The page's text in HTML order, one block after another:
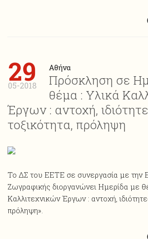
29
05-2018
Αθήνα
Πρόσκληση σε
θέμα : Υλικά
Έργων : αντοχή,
τοξικότητα, πρόληψη
Το ΔΣ του ΕΕΤΕ σε συνεργασία με την
Ζωγραφικής διοργανώνει Ημερίδα με
Καλλιτεχνικών Έργων : αντοχή,
πρόληψη».